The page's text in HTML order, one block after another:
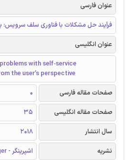
عنوان فارسی
فرآیند حل مشکلات با فناوری سلف سرویس:
عنوان انگلیسی
with self‑service
the user’s perspective
صفحات مقاله فارسی
0
صفحات مقاله انگلیسی
35
سال انتشار
2018
نشریه
اشپرینگر - Springer